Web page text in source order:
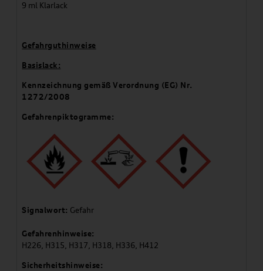
9 ml Klarlack
Gefahrguthinweise
Basislack:
Kennzeichnung gemäß Verordnung (EG) Nr.
1272/2008
Gefahrenpiktogramme:
Signalwort: Gefahr
Gefahrenhinweise:
H226, H315, H317, H318, H336, H412
Sicherheitshinweise: